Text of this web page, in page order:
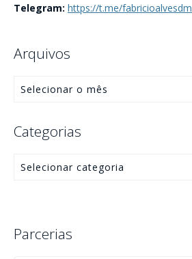
Telegram: https://t.me/fabricioalvesdm
Arquivos
Categorias
Parcerias